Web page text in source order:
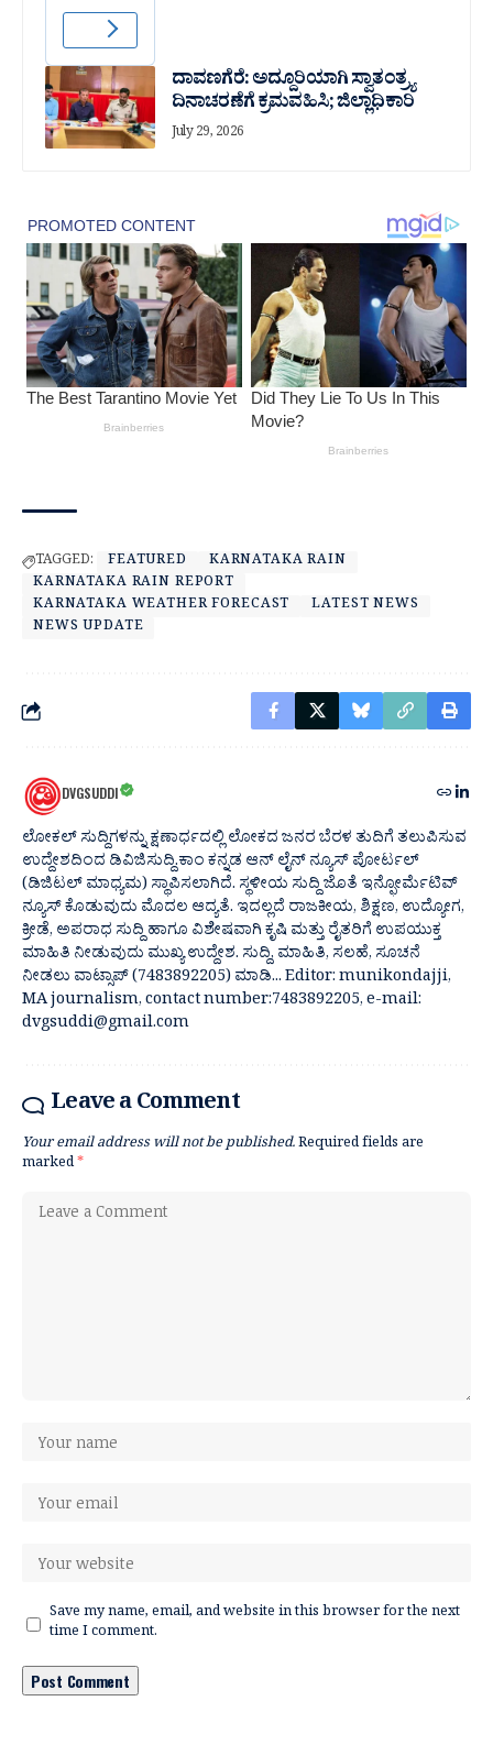
ದಾವಣಗೆರೆ: ಅದ್ದೂರಿಯಾಗಿ ಸ್ವಾತಂತ್ರ್ಯ
ದಿನಾಚರಣೆಗೆ ಕ್ರಮವಹಿಸಿ; ಜಿಲ್ಲಾಧಿಕಾರಿ
July 29, 2026
TAGGED: FEATURED
KARNATAKA RAIN
KARNATAKA RAIN REPORT
KARNATAKA WEATHER FORECAST
LATEST NEWS
NEWS UPDATE
DVGSUDDI
ಲೋಕಲ್ ಸುದ್ದಿಗಳನ್ನು ಕ್ಷಣಾರ್ಧದಲ್ಲಿ ಲೋಕದ ಜನರ ಬೆರಳ ತುದಿಗೆ ತಲುಪಿಸುವ
ಉದ್ದೇಶದಿಂದ ಡಿವಿಜಿಸುದ್ದಿ.ಕಾಂ ಕನ್ನಡ ಆನ್ ಲೈನ್ ನ್ಯೂಸ್ ಪೋರ್ಟಲ್
(ಡಿಜಿಟಲ್ ಮಾಧ್ಯಮ) ಸ್ಥಾಪಿಸಲಾಗಿದೆ. ಸ್ಥಳೀಯ ಸುದ್ದಿ ಜೊತೆ ಇನ್ಫೋರ್ಮೆಟಿವ್
ನ್ಯೂಸ್ ಕೊಡುವುದು ಮೊದಲ ಆದ್ಯತೆ. ಇದಲ್ಲದೆ ರಾಜಕೀಯ, ಶಿಕ್ಷಣ, ಉದ್ಯೋಗ,
ಕ್ರೀಡೆ, ಅಪರಾಧ ಸುದ್ದಿ ಹಾಗೂ ವಿಶೇಷವಾಗಿ ಕೃಷಿ ಮತ್ತು ರೈತರಿಗೆ ಉಪಯುಕ್ತ
ಮಾಹಿತಿ ನೀಡುವುದು ಮುಖ್ಯ ಉದ್ದೇಶ. ಸುದ್ದಿ, ಮಾಹಿತಿ, ಸಲಹೆ, ಸೂಚನೆ
ನೀಡಲು ವಾಟ್ಸಾಪ್ (7483892205) ಮಾಡಿ... Editor: munikondajji,
MA journalism, contact number:7483892205, e-mail:
dvgsuddi@gmail.com
Leave a Comment
Your email address will not be published.Required fields are
marked*
Save my name, email, and website in this browser for the next
time I comment.